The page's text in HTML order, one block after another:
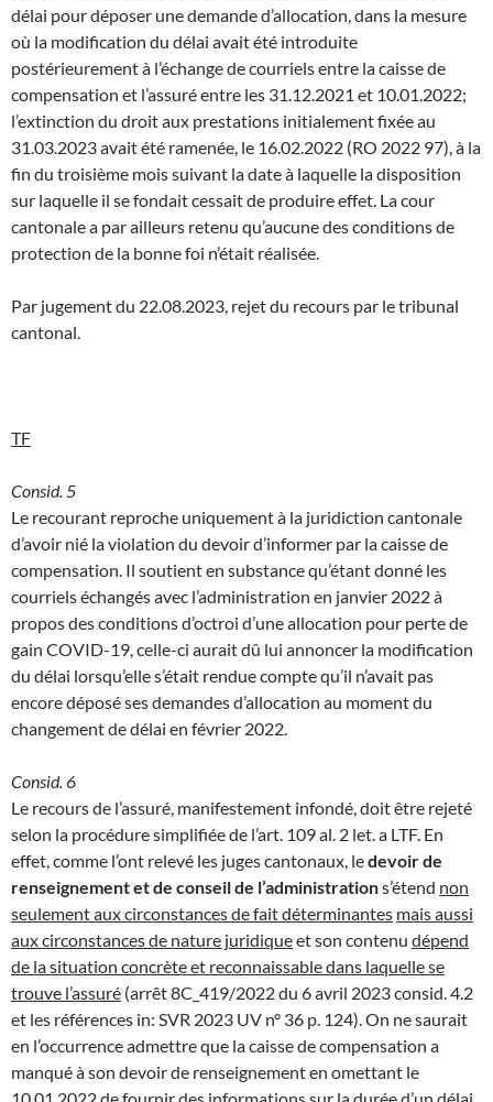
délai pour déposer une demande d’allocation, dans la mesure
où la modification du délai avait été introduite
postérieurement à l’échange de courriels entre la caisse de
compensation et l’assuré entre les 31.12.2021 et 10.01.2022;
l’extinction du droit aux prestations initialement fixée au
31.03.2023 avait été ramenée, le 16.02.2022 (RO 2022 97), à la
fin du troisième mois suivant la date à laquelle la disposition
sur laquelle il se fondait cessait de produire effet. La cour
cantonale a par ailleurs retenu qu’aucune des conditions de
protection de la bonne foi n’était réalisée.
Par jugement du 22.08.2023, rejet du recours par le tribunal
cantonal.
TF
Consid. 5
Le recourant reproche uniquement à la juridiction cantonale
d’avoir nié la violation du devoir d’informer par la caisse de
compensation. Il soutient en substance qu’étant donné les
courriels échangés avec l’administration en janvier 2022 à
propos des conditions d’octroi d’une allocation pour perte de
gain COVID-19, celle-ci aurait dû lui annoncer la modification
du délai lorsqu’elle s’était rendue compte qu’il n’avait pas
encore déposé ses demandes d’allocation au moment du
changement de délai en février 2022.
Consid. 6
Le recours de l’assuré, manifestement infondé, doit être rejeté
selon la procédure simplifiée de l’art. 109 al. 2 let. a LTF. En
effet, comme l’ont relevé les juges cantonaux, ledevoir de
renseignement et de conseil de l’administrations’étend non
seulement aux circonstances de fait déterminantes mais aussi
aux circonstances de nature juridiqueet son contenu dépend
de la situation concrète et reconnaissable dans laquelle se
trouve l’assuré (arrêt 8C_419/2022 du 6 avril 2023 consid. 4.2
et les références in: SVR 2023 UV n° 36 p. 124). On ne saurait
en l’occurrence admettre que la caisse de compensation a
manqué à son devoir de renseignement en omettant le
10.01.2022 de fournir des informations sur la durée d’un délai